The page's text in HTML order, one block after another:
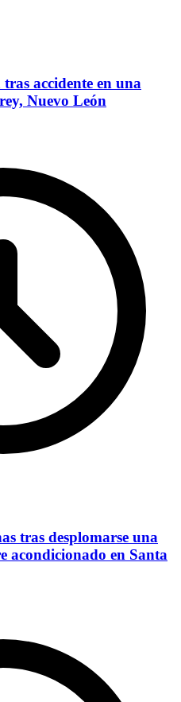
accidente en una
Nuevo León
tras desplomarse una
acondicionado en Santa